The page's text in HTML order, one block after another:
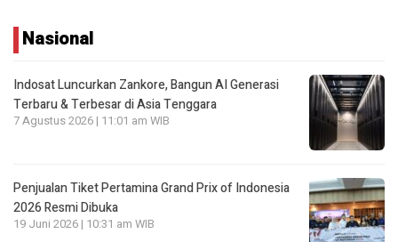
Nasional
Indosat Luncurkan Zankore, Bangun AI Generasi
Terbaru & Terbesar di Asia Tenggara
7 Agustus 2026 | 11:01 am WIB
Penjualan Tiket Pertamina Grand Prix of Indonesia
2026 Resmi Dibuka
19 Juni 2026 | 10:31 am WIB